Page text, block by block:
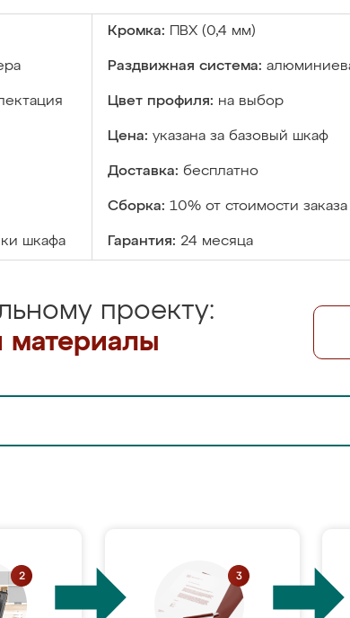
Кромка: ПВХ (0,4 мм)
Раздвижная система:
Цвет профиля: на выбор
Цена: указана за базовый шкаф
Доставка: бесплатно
Сборка: 10% от стоимости заказа
шкафа Гарантия: 24 месяца
проекту:
материалы